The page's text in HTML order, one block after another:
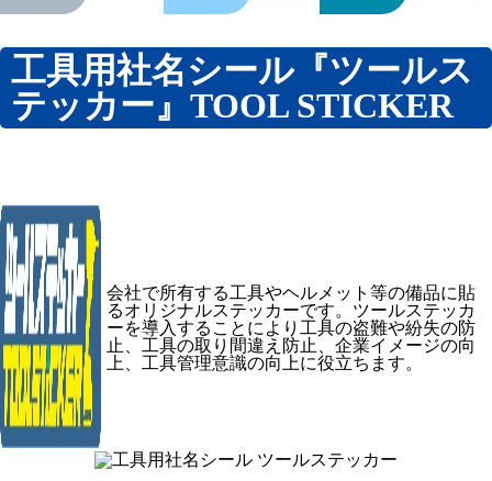
インボイス制度対応スタンプ『インボイスタンプ』
キャラクターデザイン
印鑑
SDGs支援事業
開発商品
会社概要
縄文堂商会 SDGs宣言
お問い合わせ
工具用社名シール『ツールス
テッカー』TOOL STICKER
会社で所有する工具やヘルメット等の備品に貼
るオリジナルステッカーです。ツールステッカ
ーを導入することにより工具の盗難や紛失の防
止、工具の取り間違え防止、企業イメージの向
上、工具管理意識の向上に役立ちます。